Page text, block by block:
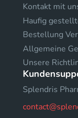
Kontakt mit
Haufig
Bestellung
Allgemeine
Unsere
Splendris